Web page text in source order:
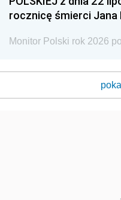
rocznicę śmierci Jana
Monitor Polski rok 2026